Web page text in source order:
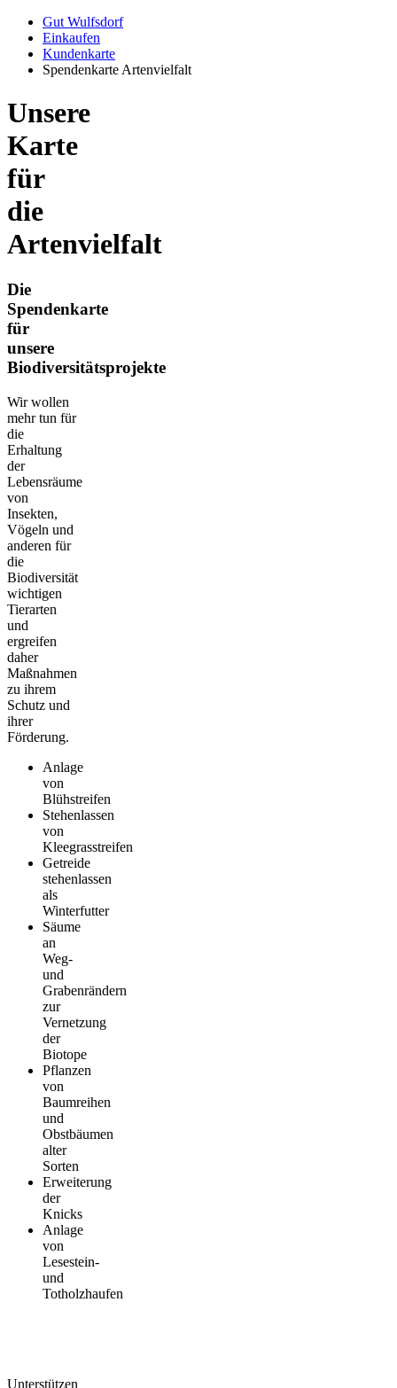
Gut Wulfsdorf
Einkaufen
Kundenkarte
Spendenkarte Artenvielfalt
Unsere
Karte
für
die
Artenvielfalt
Die
Spendenkarte
für
unsere
Biodiversitätsprojekte
Wir wollen
mehr tun für
die
Erhaltung
der
Lebensräume
von
Insekten,
Vögeln und
anderen für
die
Biodiversität
wichtigen
Tierarten
und
ergreifen
daher
Maßnahmen
zu ihrem
Schutz und
ihrer
Förderung.
Anlage
von
Blühstreifen
Stehenlassen
von
Kleegrasstreifen
Getreide
stehenlassen
als
Winterfutter
Säume
an
Weg-
und
Grabenrändern
zur
Vernetzung
der
Biotope
Pflanzen
von
Baumreihen
und
Obstbäumen
alter
Sorten
Erweiterung
der
Knicks
Anlage
von
Lesestein-
und
Totholzhaufen
Unterstützen